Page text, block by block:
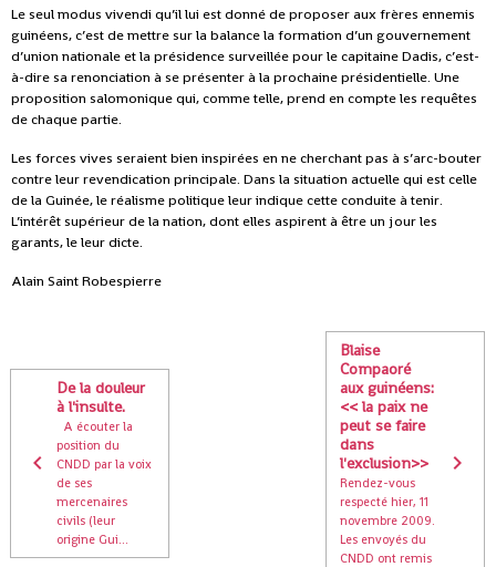
Le seul modus vivendi qu’il lui est donné de proposer aux frères ennemis
guinéens, c’est de mettre sur la balance la formation d’un gouvernement
d’union nationale et la présidence surveillée pour le capitaine Dadis, c’est-
à-dire sa renonciation à se présenter à la prochaine présidentielle. Une
proposition salomonique qui, comme telle, prend en compte les requêtes
de chaque partie.
Les forces vives seraient bien inspirées en ne cherchant pas à s’arc-bouter
contre leur revendication principale. Dans la situation actuelle qui est celle
de la Guinée, le réalisme politique leur indique cette conduite à tenir.
L’intérêt supérieur de la nation, dont elles aspirent à être un jour les
garants, le leur dicte.
Alain Saint Robespierre
De la douleur
à l'insulte.
A écouter la
position du
CNDD par la voix
de ses
mercenaires
civils (leur
origine Gui...
Blaise
Compaoré
aux guinéens:
<< la paix ne
peut se faire
dans
l'exclusion>>
Rendez-vous
respecté hier, 11
novembre 2009.
Les envoyés du
CNDD ont remis